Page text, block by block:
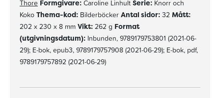
Thore Formgivare: Caroline Linhult Serie: Knorr och
Koko Thema-kod: Bilderböcker Antal sidor: 32 Mått:
202 x 230 x 8 mm Vikt: 262 g Format
(utgivningsdatum): Inbunden, 9789179753801 (2021-06-
29); E-bok, epub3, 9789179757908 (2021-06-29); E-bok, pdf,
9789179757892 (2021-06-29)